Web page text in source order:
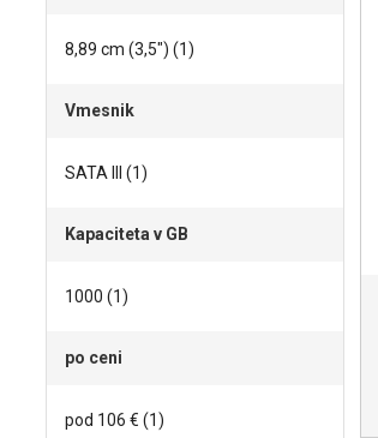
8,89 cm (3,5") (1)
Vmesnik
SATA III (1)
Kapaciteta v GB
1000 (1)
po ceni
pod 106 € (1)